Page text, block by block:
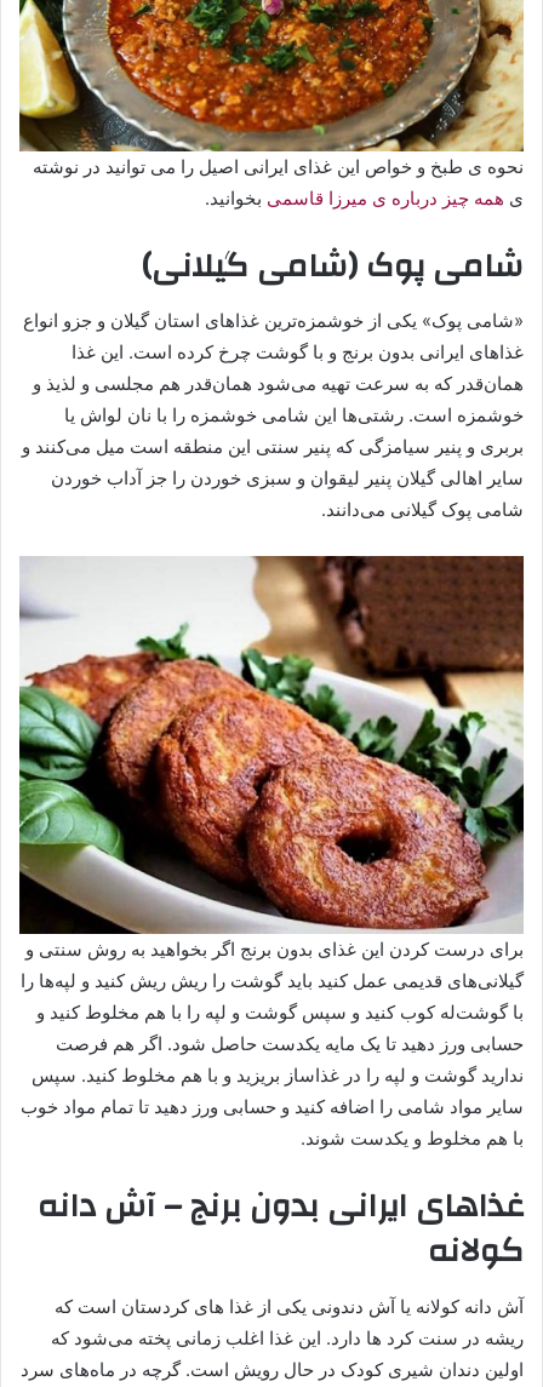
نحوه ی طبخ و خواص این غذای ایرانی اصیل را می توانید در نوشته
ی همه چیز درباره ی میرزا قاسمی بخوانید.
شامی پوک (شامی گیلانی)
«شامی پوک» یکی از خوشمزه‌ترین غذاهای استان گیلان و جزو انواع
غذاهای ایرانی بدون برنج و با گوشت چرخ کرده است. این غذا
همان‌قدر که به سرعت تهیه می‌شود همان‌قدر هم مجلسی و لذیذ و
خوشمزه است. رشتی‌ها این شامی خوشمزه را با نان لواش یا
بربری و پنیر سیامزگی که پنیر سنتی این منطقه است میل می‌کنند و
سایر اهالی گیلان پنیر لیقوان و سبزی خوردن را جز آداب خوردن
شامی پوک گیلانی می‌دانند.
برای درست کردن این غذای بدون برنج اگر بخواهید به روش سنتی و
گیلانی‌های قدیمی عمل کنید باید گوشت را ریش ریش کنید و لپه‌ها را
با گوشت‌له کوب کنید و سپس گوشت و لپه را با هم مخلوط کنید و
حسابی ورز دهید تا یک مایه یکدست حاصل شود. اگر هم فرصت
ندارید گوشت و لپه را در غذاساز بریزید و با هم مخلوط کنید. سپس
سایر مواد شامی را اضافه کنید و حسابی ورز دهید تا تمام مواد خوب
با هم مخلوط و یکدست شوند.
غذاهای ایرانی بدون برنج – آش دانه
کولانه
آش دانه کولانه یا آش دندونی یکی از غذا های کردستان است که
ریشه در سنت کرد ها دارد. این غذا اغلب زمانی پخته می‌شود که
اولین دندان شیری کودک در حال رویش است. گرچه در ماه‌های سرد